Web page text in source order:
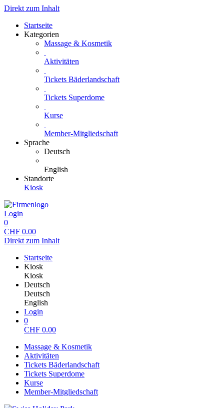
Direkt zum Inhalt
Startseite
Kategorien
Massage & Kosmetik
Aktivitäten
Tickets Bäderlandschaft
Tickets Superdome
Kurse
Member-Mitgliedschaft
Sprache
Deutsch
English
Standorte
Kiosk
Login
0
CHF 0.00
Direkt zum Inhalt
Startseite
Kiosk
Kiosk
Deutsch
Deutsch
English
Login
0
CHF 0.00
Massage & Kosmetik
Aktivitäten
Tickets Bäderlandschaft
Tickets Superdome
Kurse
Member-Mitgliedschaft